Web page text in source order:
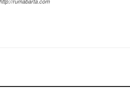
http://rumabarta.com